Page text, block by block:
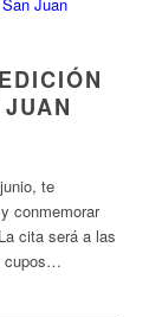
te
conmemorar
cita será a las
cupos…